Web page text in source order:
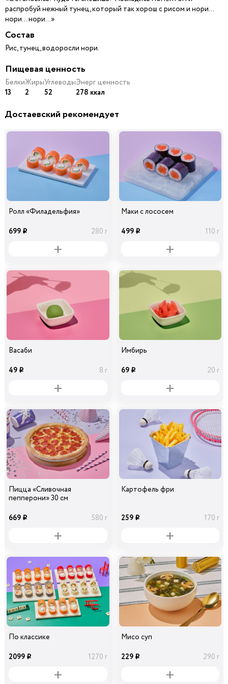
распробуй нежный тунец, который так хорош с рисом и нори…
нори… нори…»
Состав
Рис, тунец, водоросли нори.
Пищевая ценность
Белки
13
Жиры
2
Углеводы
52
Энерг. ценность
278 ккал
Достаевский рекомендует
Ролл «Филадельфия»
699 i 280 г
Маки с лососем
499 i 110 г
Васаби
49 i 8 г
Имбирь
69 i 20 г
Пицца «Сливочная
пепперони» 30 см
669 i 580 г
Картофель фри
259 i 170 г
По классике
2099 i 1270 г
Мисо суп
229 i 290 г